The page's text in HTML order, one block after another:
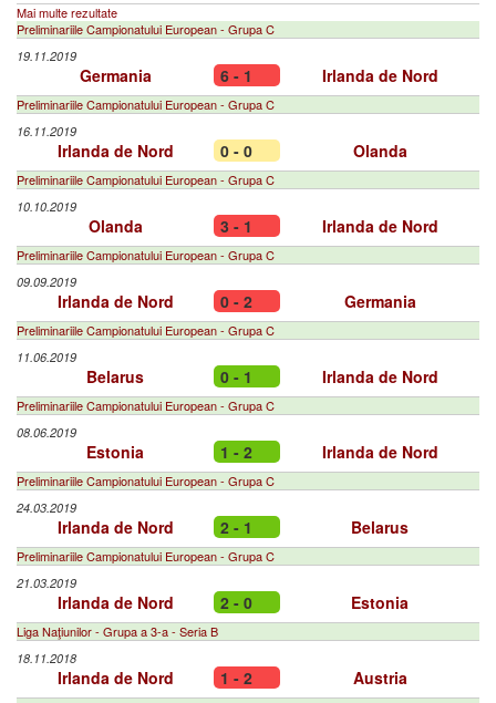
Mai multe rezultate
Preliminariile Campionatului European - Grupa C
19.11.2019
Germania 6 - 1 Irlanda de Nord
Preliminariile Campionatului European - Grupa C
16.11.2019
Irlanda de Nord 0 - 0 Olanda
Preliminariile Campionatului European - Grupa C
10.10.2019
Olanda 3 - 1 Irlanda de Nord
Preliminariile Campionatului European - Grupa C
09.09.2019
Irlanda de Nord 0 - 2 Germania
Preliminariile Campionatului European - Grupa C
11.06.2019
Belarus 0 - 1 Irlanda de Nord
Preliminariile Campionatului European - Grupa C
08.06.2019
Estonia 1 - 2 Irlanda de Nord
Preliminariile Campionatului European - Grupa C
24.03.2019
Irlanda de Nord 2 - 1 Belarus
Preliminariile Campionatului European - Grupa C
21.03.2019
Irlanda de Nord 2 - 0 Estonia
Liga Naţiunilor - Grupa a 3-a - Seria B
18.11.2018
Irlanda de Nord 1 - 2 Austria